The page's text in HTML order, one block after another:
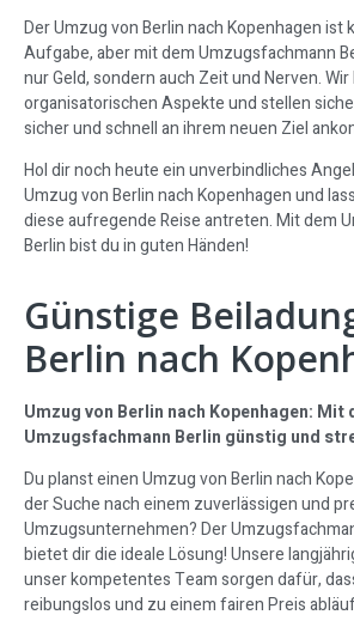
Der Umzug von Berlin nach Kopenhagen ist
Aufgabe, aber mit dem Umzugsfachmann
nur Geld, sondern auch Zeit und Nerven.
organisatorischen Aspekte und stellen
sicher und schnell an ihrem neuen Ziel
Hol dir noch heute ein unverbindliches
Umzug von Berlin nach Kopenhagen und
diese aufregende Reise antreten. Mit dem
Berlin bist du in guten Händen!
Günstige
Berlin nach
Umzug von Berlin nach Kopenhagen: Mit
Umzugsfachmann Berlin günstig und
Du planst einen Umzug von Berlin nach
der Suche nach einem zuverlässigen und
Umzugsunternehmen? Der
bietet dir die ideale Lösung! Unsere
unser kompetentes Team sorgen dafür,
reibungslos und zu einem fairen Preis